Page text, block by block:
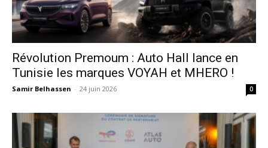
Révolution Premoum : Auto Hall lance en
Tunisie les marques VOYAH et MHERO !
Samir Belhassen - 24 juin 2026 0